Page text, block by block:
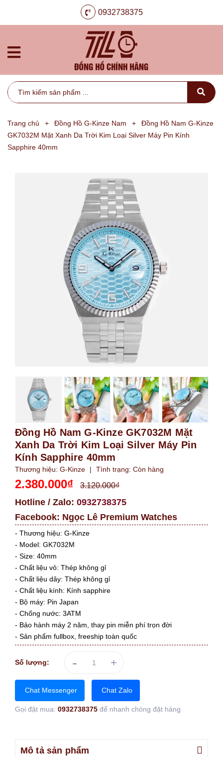
0932738375
Trang chủ + Đồng Hồ G-Kinze Nam +
Đồng Hồ Nam G-Kinze
GK7032M Mặt Xanh Da Trời Kim Loại Silver Máy Pin Kính
Sapphire 40mm
Đồng Hồ Nam G-Kinze GK7032M Mặt
Xanh Da Trời Kim Loại Silver Máy Pin
Kính Sapphire 40mm
Thương hiệu: G-Kinze | Tình trạng: Còn hàng
2.380.000₫ 3.120.000₫
Hotline / Zalo: 0932738375
Facebook: Ngọc Lê Premium Watches
- Thương hiệu: G-Kinze
- Model: GK7032M
- Size: 40mm
- Chất liệu vỏ: Thép không gỉ
- Chất liệu dây: Thép không gỉ
- Chất liệu kính: Kính sapphire
- Bộ máy: Pin Japan
- Chống nước: 3ATM
- Bảo hành máy 2 năm, thay pin miễn phí trọn đời
- Sản phẩm fullbox, freeship toàn quốc
Số lượng: - +
Chat Messenger Chat Zalo
Gọi đặt mua: 0932738375 để nhanh chóng đặt hàng
Mô tả sản phẩm